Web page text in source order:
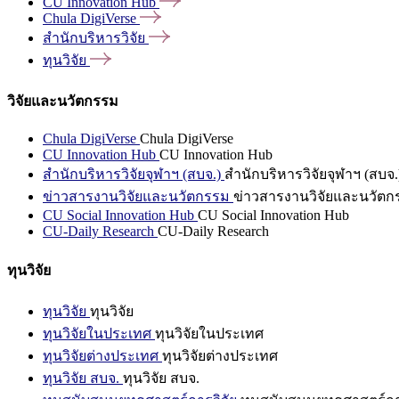
Chula DigiVerse
สำนักบริหารวิจัย
ทุนวิจัย
วิจัยและนวัตกรรม
Chula DigiVerse Chula DigiVerse
CU Innovation Hub CU Innovation Hub
สำนักบริหารวิจัยจุฬาฯ (สบจ.) สำนักบริหารวิจัยจุฬาฯ (สบจ
ข่าวสารงานวิจัยและนวัตกรรม ข่าวสารงานวิจัยและนวัตก
CU Social Innovation Hub CU Social Innovation Hub
CU-Daily Research CU-Daily Research
ทุนวิจัย
ทุนวิจัย ทุนวิจัย
ทุนวิจัยในประเทศ ทุนวิจัยในประเทศ
ทุนวิจัยต่างประเทศ ทุนวิจัยต่างประเทศ
ทุนวิจัย สบจ. ทุนวิจัย สบจ.